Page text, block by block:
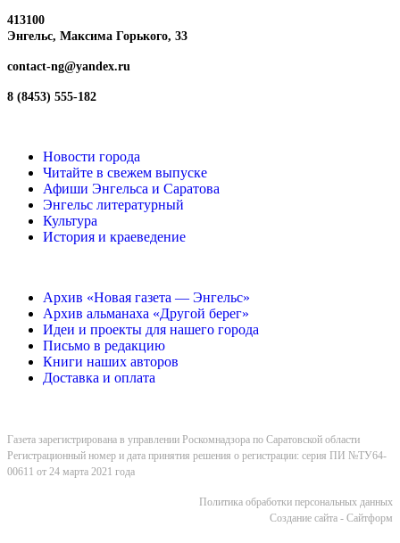
413100
Энгельс, Максима Горького, 33
contact-ng@yandex.ru
8 (8453) 555-182
Новости города
Читайте в свежем выпуске
Афиши Энгельса и Саратова
Энгельс литературный
Культура
История и краеведение
Архив «Новая газета — Энгельс»
Архив альманаха «Другой берег»
Идеи и проекты для нашего города
Письмо в редакцию
Книги наших авторов
Доставка и оплата
Газета зарегистрирована в управлении Роскомнадзора по Саратовской области
Регистрационный номер и дата принятия решения о регистрации: серия ПИ №ТУ64-
00611 от 24 марта 2021 года
Политика обработки персональных данных
Cоздание сайта - Сайтформ